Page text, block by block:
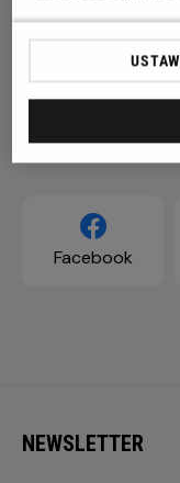
ZAPROŚ
Facebook
NEWSLETTER